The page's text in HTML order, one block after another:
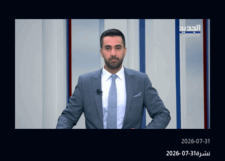
2026-07-31
نشرة31-07 -2026